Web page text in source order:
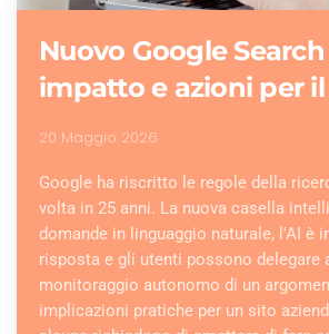
Nuovo Google Search
impatto e azioni per
20 Maggio 2026
Google ha riscritto le regole della
volta in 25 anni. La nuova casella
domande in linguaggio naturale, l'AI è
risposta e gli utenti possono delegare
monitoraggio autonomo di un
implicazioni pratiche per un sito